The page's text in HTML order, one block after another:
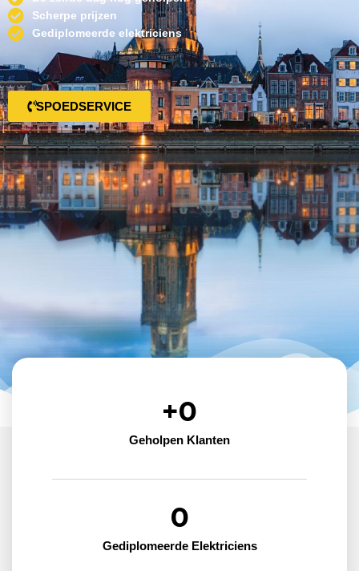
Scherpe prijzen
Gediplomeerde elektriciens
SPOEDSERVICE
Geholpen Klanten
+0
Gediplomeerde Elektriciens
0